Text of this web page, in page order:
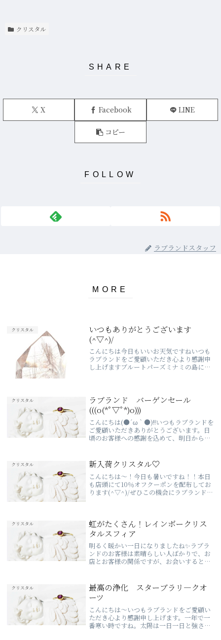
クリスタル
X Facebook LINE
コピー
ラブランドスタッフ
クリスタル
いつもありがとうございます
(^▽^)/
こんにちは今日もいいお天気ですねいつも
ラブランドをご愛顧いただき心より感謝申
し上げますブルートパーズミナミの島にい
た(*^▽^...
クリスタル
ラブランド バーゲンセール
(((o(*ﾟ▽ﾟ*)o)))
こんにちは(●´ω｀●)!!いつもラブランドを
ご愛顧いただきありがとうございます。日
頃のお客様への感謝を込めて、明日からセ
(^▽^)/LOVELAND♡WEB限定サ...
クリスタル 新入荷クリスタル♡
こんにちは～！今日も暑いですね！！本日
も店頭にて10％オフクーポンを配布してお
ります(^▽^)/ぜひこの機会にラブランドに
が入...
クリスタル
虹がたくさん！レインボークリス
タルスフィア
明るく暖かい一日になりましたね✨ラブラ
ンドのお客様は素晴らしい人ばかりで、お
店とお客様の関係ですが、お会いすると、
レインボークリスタルのスフィアをご紹介
します！こち...
クリスタル
最高の浄化 スターブラリ―クオ
ーツ
こんにちは～いつもラブランドをご愛顧い
ただき心より感謝申し上げます。一年で一
番寒い時ですね。太陽は一日一日と強さを